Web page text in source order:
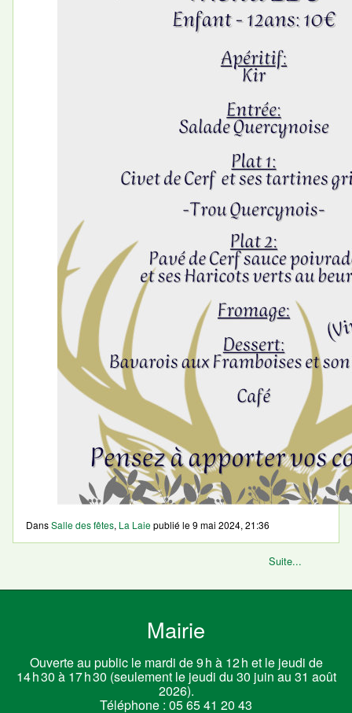
DansSalle des fêtes, La Laiepublié le9 mai 2024, 21:36
Suite...
Mairie
Ouverte au public le mardi de 9 h à 12 h et le jeudi de
14 h 30 à 17 h 30 (seulement le jeudi du 30 juin au 31 août
2026).
Téléphone : 05 65 41 20 43